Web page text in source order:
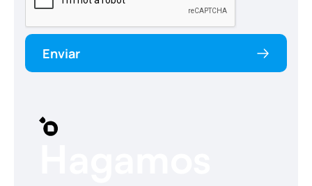
Enviar